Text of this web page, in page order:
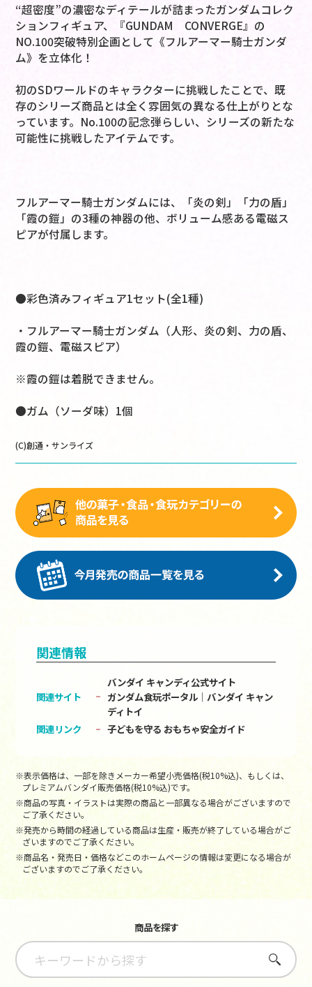
“超密度”の濃密なディテールが詰まったガンダムコレク
ションフィギュア、『GUNDAM CONVERGE』の
NO.100突破特別企画として《フルアーマー騎士ガンダ
ム》を立体化！
初のSDワールドのキャラクターに挑戦したことで、既
存のシリーズ商品とは全く雰囲気の異なる仕上がりとな
っています。No.100の記念弾らしい、シリーズの新たな
可能性に挑戦したアイテムです。
フルアーマー騎士ガンダムには、「炎の剣」「力の盾」
「霞の鎧」の3種の神器の他、ボリューム感ある電磁ス
ピアが付属します。
●彩色済みフィギュア1セット(全1種)
・フルアーマー騎士ガンダム（人形、炎の剣、力の盾、
霞の鎧、電磁スピア）
※霞の鎧は着脱できません。
●ガム（ソーダ味）1個
(C)創通・サンライズ
関連情報
関連サイト
バンダイ キャンディ公式サイト
ガンダム食玩ポータル│バンダイ キャン
ディトイ
関連リンク
子どもを守る おもちゃ安全ガイド
※表示価格は、一部を除きメーカー希望小売価格(税10%込)、もしくは、
プレミアムバンダイ販売価格(税10%込)です。
※商品の写真・イラストは実際の商品と一部異なる場合がございますので
ご了承ください。
※発売から時間の経過している商品は生産・販売が終了している場合がご
ざいますのでご了承ください。
※商品名・発売日・価格などこのホームページの情報は変更になる場合が
ございますのでご了承ください。
商品を探す
さがす